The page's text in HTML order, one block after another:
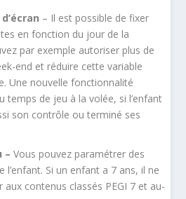
– Il est possible de fixer
en fonction du jour de la
par exemple autoriser plus de
end et réduire cette variable
Une nouvelle fonctionnalité
temps de jeu à la volée, si l’enfant
son contrôle ou terminé ses
– Vous pouvez paramétrer des
l’enfant. Si un enfant a 7 ans, il ne
aux contenus classés PEGI 7 et au-